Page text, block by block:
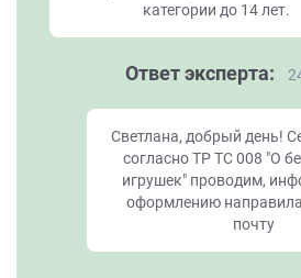
категории до 14 лет.
Ответ эксперта:
Светлана, добрый день!
согласно ТР ТС 008 "О
игрушек" проводим,
оформлению
почту